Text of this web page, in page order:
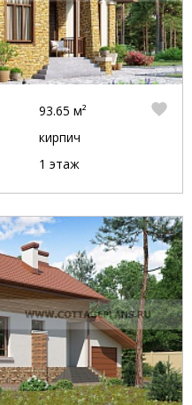
93.65 м²
кирпич
1 этаж